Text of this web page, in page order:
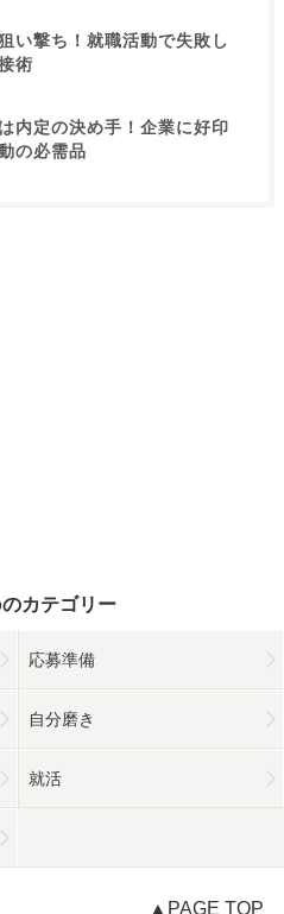
い撃ち！就職活動で失敗し
術
内定の決め手！企業に好印
の必需品
カテゴリー
応募準備
自分磨き
就活
▲PAGE TOP